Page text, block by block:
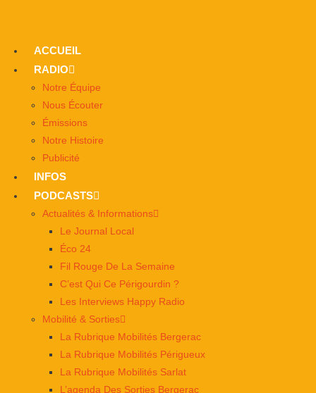
ACCUEIL
RADIO
Notre Équipe
Nous Écouter
Émissions
Notre Histoire
Publicité
INFOS
PODCASTS
Actualités & Informations
Le Journal Local
Éco 24
Fil Rouge De La Semaine
C’est Qui Ce Périgourdin ?
Les Interviews Happy Radio
Mobilité & Sorties
La Rubrique Mobilités Bergerac
La Rubrique Mobilités Périgueux
La Rubrique Mobilités Sarlat
L’agenda Des Sorties Bergerac